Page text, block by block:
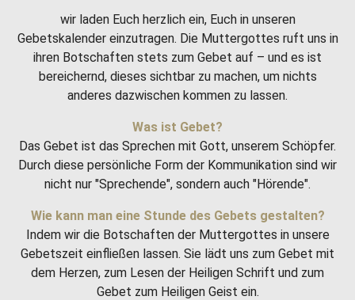
wir laden Euch herzlich ein, Euch in unseren
Gebetskalender einzutragen. Die Muttergottes ruft uns in
ihren Botschaften stets zum Gebet auf – und es ist
bereichernd, dieses sichtbar zu machen, um nichts
anderes dazwischen kommen zu lassen.
Was ist Gebet?
Das Gebet ist das Sprechen mit Gott, unserem Schöpfer.
Durch diese persönliche Form der Kommunikation sind wir
nicht nur "Sprechende", sondern auch "Hörende".
Wie kann man eine Stunde des Gebets gestalten?
Indem wir die Botschaften der Muttergottes in unsere
Gebetszeit einfließen lassen. Sie lädt uns zum Gebet mit
dem Herzen, zum Lesen der Heiligen Schrift und zum
Gebet zum Heiligen Geist ein.